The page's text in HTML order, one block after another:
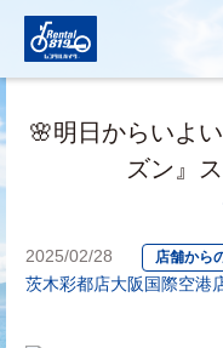
🌸明日からいよ
ズン』
2025/02/28 店舗から
茨木彩都店大阪国際空港